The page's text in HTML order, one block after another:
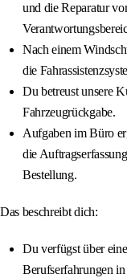
und die Reparatur
Nach einem
die
Du betreust unsere
Fahrzeugrückgabe.
Aufgaben im Büro
die
Bestellung.
Das beschreibt dich:
Du verfügst über
Berufserfahrungen